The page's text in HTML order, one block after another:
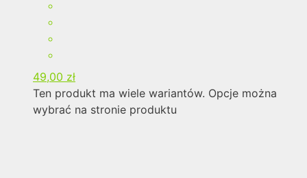
49,00 zł
Ten produkt ma wiele wariantów. Opcje można
wybrać na stronie produktu